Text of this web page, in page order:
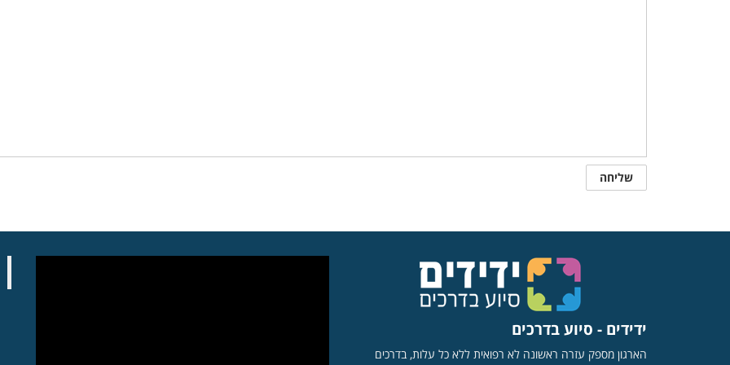
ידידים - סיוע בדרכים
הארגון מספק עזרה ראשונה לא רפואית ללא כל עלות, בדרכים